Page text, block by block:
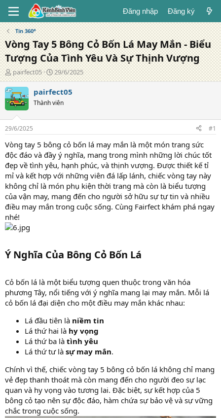
Đăng nhập Đăng ký
Tin 360°
Vòng Tay 5 Bông Cỏ Bốn Lá May Mắn - Biểu
Tượng Của Tình Yêu Và Sự Thịnh Vượng
T
á
c
g
i
ả
pairfect05
N
g
à
y
đ
g
29/6/2025
pairfect05
Thành viên
29/6/2025 #1
Vòng tay 5 bông cỏ bốn lá may mắn là một món trang sức
độc đáo và đầy ý nghĩa, mang trong mình những lời chúc tốt
đẹp về tình yêu, hạnh phúc, và thịnh vượng. Được thiết kế tỉ
mỉ và kết hợp với những viên đá lấp lánh, chiếc vòng tay này
không chỉ là món phụ kiện thời trang mà còn là biểu tượng
của vận may, mang đến cho người sở hữu sự tự tin và nhiều
điều may mắn trong cuộc sống. Cùng Fairfect khám phá ngay
nhé!
Ý Nghĩa Của Bông Cỏ Bốn Lá
Cỏ bốn lá là một biểu tượng quen thuộc trong văn hóa
phương Tây, nổi tiếng với ý nghĩa mang lại may mắn. Mỗi lá
cỏ bốn lá đại diện cho một điều may mắn khác nhau:
Lá đầu tiên là niềm tin
Lá thứ hai là hy vọng
Lá thứ ba là tình yêu
Lá thứ tư là sự may mắn.
Chính vì thế, chiếc vòng tay 5 bông cỏ bốn lá không chỉ mang
vẻ đẹp thanh thoát mà còn mang đến cho người đeo sự lạc
quan và hy vọng vào tương lai. Đặc biệt, sự kết hợp của 5
bông cỏ tạo nên sự độc đáo, hàm chứa sự bảo vệ và sự vững
chắc trong cuộc sống.